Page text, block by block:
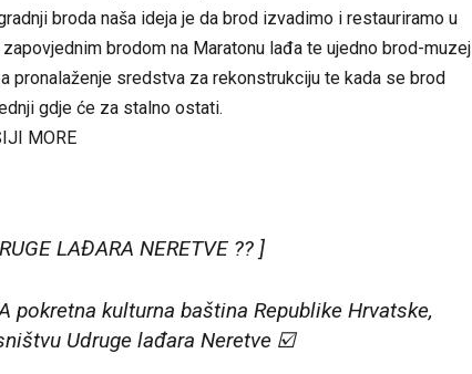
broda naša ideja je da brod izvadimo i restauriramo u
brodom na Maratonu lađa te ujedno brod-muzej
pronalaženje sredstva za rekonstrukciju te kada se brod
gdje će za stalno ostati.
MORE
LAĐARA NERETVE ?? ]
pokretna kulturna baština Republike Hrvatske,
Udruge lađara Neretve ☑️